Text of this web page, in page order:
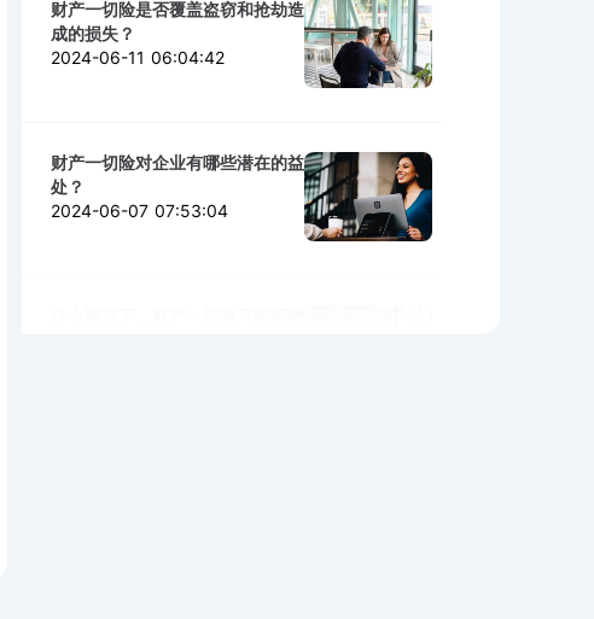
财产一切险是否覆盖盗窃和抢劫造
成的损失？
2024-06-11 06:04:42
财产一切险对企业有哪些潜在的益
处？
2024-06-07 07:53:04